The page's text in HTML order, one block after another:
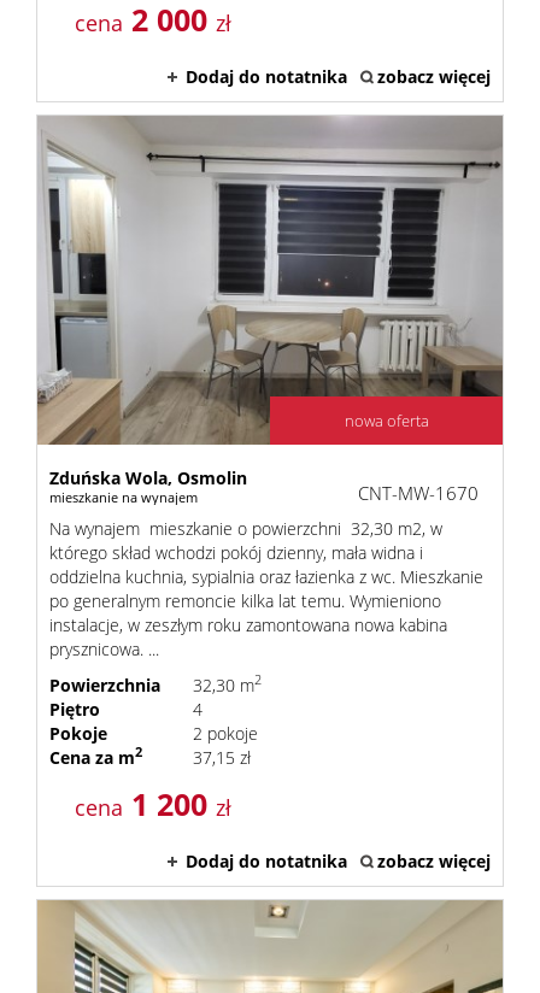
Praca
cena 2 000 zł
Dodaj do notatnika zobacz więcej
nowa oferta
Zduńska Wola, Osmolin
mieszkanie na wynajem CNT-MW-1670
Na wynajem mieszkanie o powierzchni 32,30 m2, w
którego skład wchodzi pokój dzienny, mała widna i
oddzielna kuchnia, sypialnia oraz łazienka z wc. Mieszkanie
po generalnym remoncie kilka lat temu. Wymieniono
instalacje, w zeszłym roku zamontowana nowa kabina
prysznicowa. ...
Powierzchnia
32,30 m2
Piętro
4
Pokoje
2 pokoje
Cena za m2 37,15 zł
cena 1 200 zł
Dodaj do notatnika zobacz więcej